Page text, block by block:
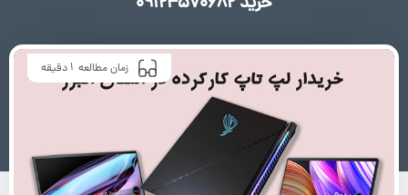
زمان مطالعه 1 دقیقه